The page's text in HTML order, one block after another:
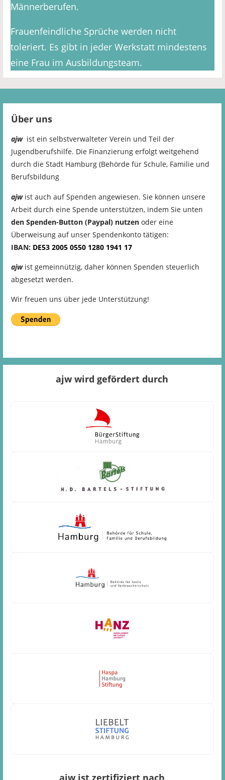
Männerberufen.
Frauenfeindliche Sprüche werden nicht
toleriert. Es gibt in jeder Werkstatt mindestens
eine Frau im Ausbildungsteam.
Über uns
ajw ist ein selbstverwalteter Verein und Teil der
Jugendberufshilfe. Die Finanzierung erfolgt weitgehend
durch die Stadt Hamburg (Behörde für Schule, Familie und
Berufsbildung
ajw ist auch auf Spenden angewiesen. Sie können unsere
Arbeit durch eine Spende unterstützen, indem Sie unten
den Spenden-Button (Paypal) nutzen oder eine
Überweisung auf unser Spendenkonto tätigen:
IBAN: DE53 2005 0550 1280 1941 17
ajw ist gemeinnützig, daher können Spenden steuerlich
abgesetzt werden.
Wir freuen uns über jede Unterstützung!
ajw wird gefördert durch